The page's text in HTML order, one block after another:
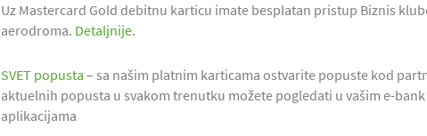
Uz Mastercard Gold debitnu karticu imate besplatan pristup Biznis
aerodroma. Detaljnije.
SVET popusta – sa našim platnim karticama ostvarite popuste kod
aktuelnih popusta u svakom trenutku možete pogledati u vašim e-
aplikacijama